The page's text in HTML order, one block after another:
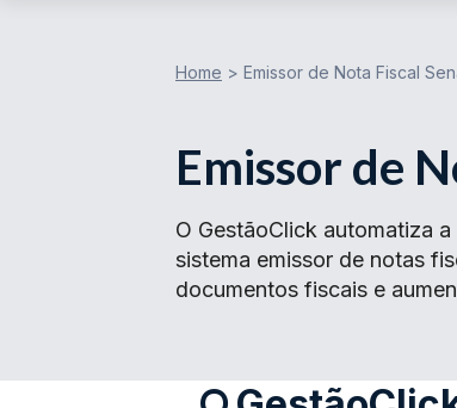
Home > Emissor de Nota Fiscal
Emissor de
O GestãoClick automatiza
sistema emissor de notas
documentos fiscais e